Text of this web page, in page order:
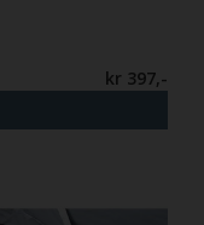
kr 397,-